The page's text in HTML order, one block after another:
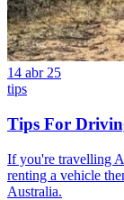
14 abr 25
tips
Tips For
If you're travelling
renting a vehicle
Australia.